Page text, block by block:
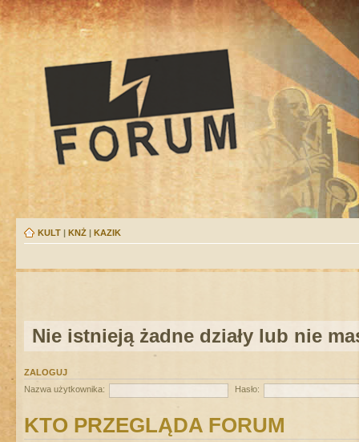
KULT | KNŻ | KAZIK
Nie istnieją żadne działy lub nie
ZALOGUJ
Nazwa użytkownika:
Hasło:
KTO PRZEGLĄDA FORUM